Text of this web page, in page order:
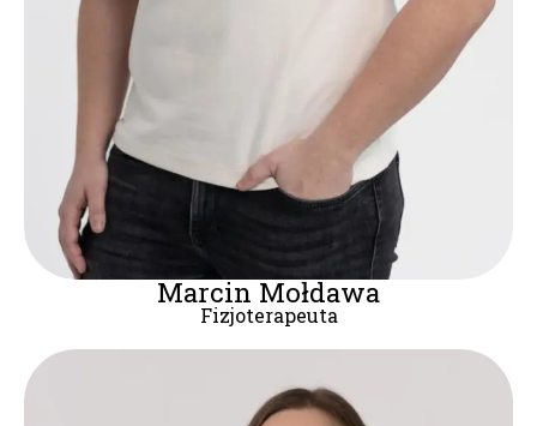
Marcin Mołdawa
Fizjoterapeuta